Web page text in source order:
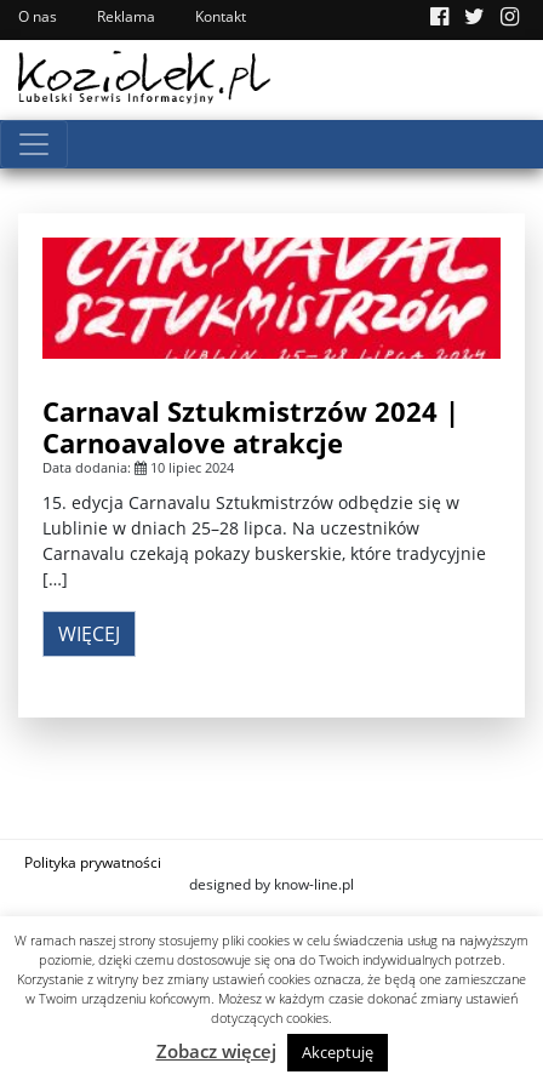
O nas Reklama Kontakt
Carnaval Sztukmistrzów 2024 |
Carnoavalove atrakcje
Data dodania: 10 lipiec 2024
15. edycja Carnavalu Sztukmistrzów odbędzie się w
Lublinie w dniach 25–28 lipca. Na uczestników
Carnavalu czekają pokazy buskerskie, które tradycyjnie
[…]
WIĘCEJ
Polityka prywatności
designed by know-line.pl
W ramach naszej strony stosujemy pliki cookies w celu świadczenia usług na najwyższym
poziomie, dzięki czemu dostosowuje się ona do Twoich indywidualnych potrzeb.
Korzystanie z witryny bez zmiany ustawień cookies oznacza, że będą one zamieszczane
w Twoim urządzeniu końcowym. Możesz w każdym czasie dokonać zmiany ustawień
dotyczących cookies.
Zobacz więcej Akceptuję